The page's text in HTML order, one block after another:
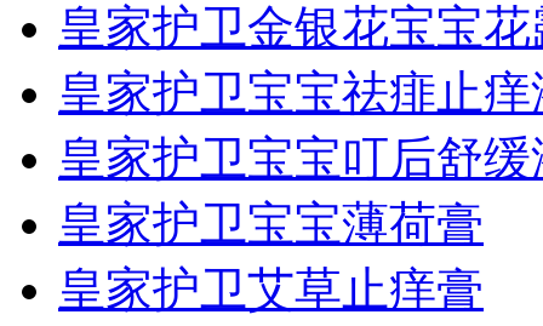
皇家护卫金银花宝宝花
皇家护卫宝宝祛痱止痒
皇家护卫宝宝叮后舒缓
皇家护卫宝宝薄荷膏
皇家护卫艾草止痒膏